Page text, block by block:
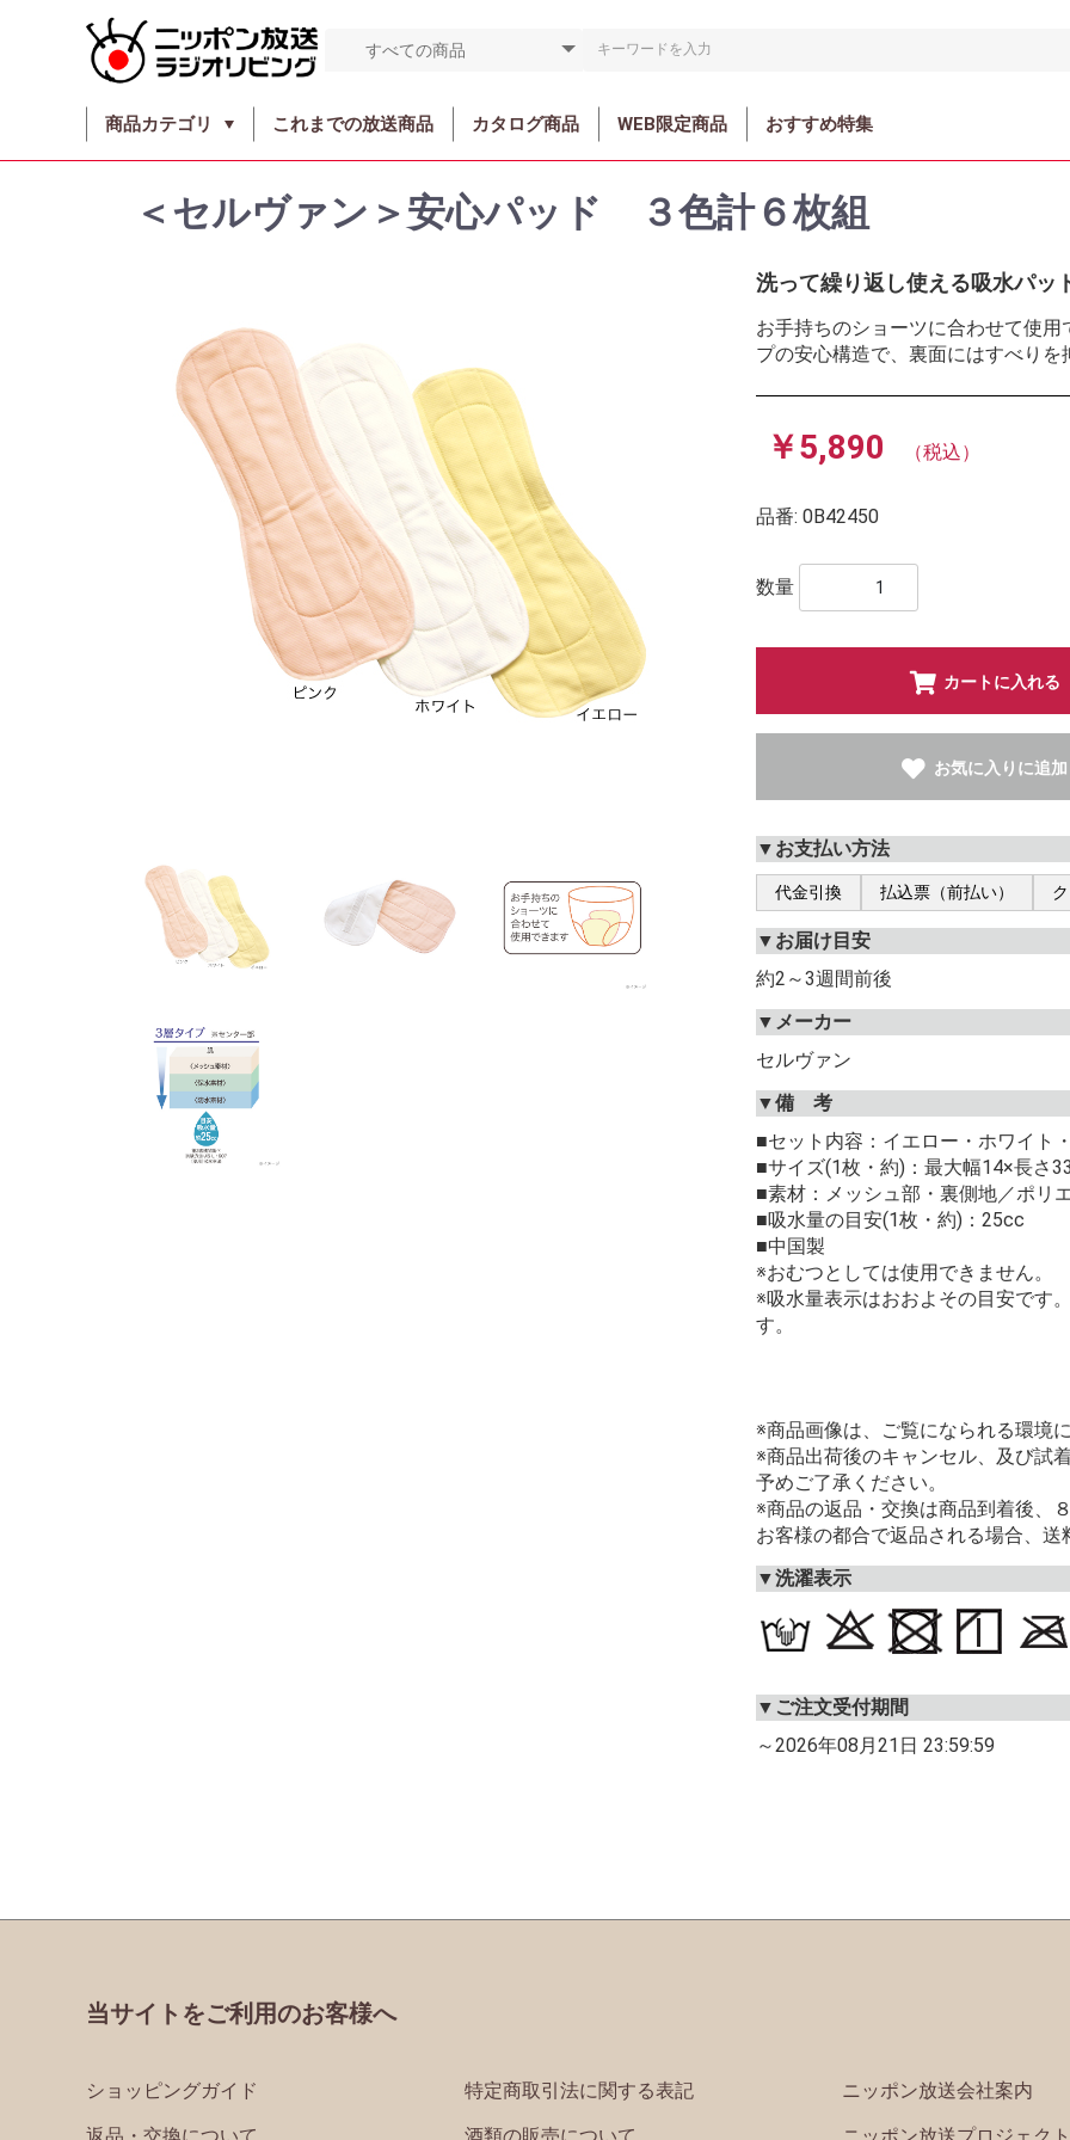
商品カテゴリ これまでの放送商品 カタログ商品 WEB限定商品 おすすめ特集
＜セルヴァン＞安心パッド ３色計６枚組
洗って繰り返し使える吸水パッ
お手持ちのショーツに合わせて使
プの安心構造で、裏面にはすべり
￥5,890 （税込）
品番: 0B42450
数量
カートに入れる
お気に入りに追加
▼お支払い方法
代金引換 払込票（前払い）
▼お届け目安
約2～3週間前後
▼メーカー
セルヴァン
▼備 考
■セット内容：イエロー・ホワイト
■サイズ(1枚・約)：最大幅14×長さ
■素材：メッシュ部・裏側地／ポリ
■吸水量の目安(1枚・約)：25cc
■中国製
※おむつとしては使用できません。
※吸水量表示はおおよその目安です
す。
※商品画像は、ご覧になられる環境
※商品出荷後のキャンセル、及び試
予めご了承ください。
※商品の返品・交換は商品到着後、
お客様の都合で返品される場合、送
▼洗濯表示
▼ご注文受付期間
～2026年08月21日 23:59:59
当サイトをご利用のお客様へ
ショッピングガイド
特定商取引法に関する表記
ニッポン放送会社案内